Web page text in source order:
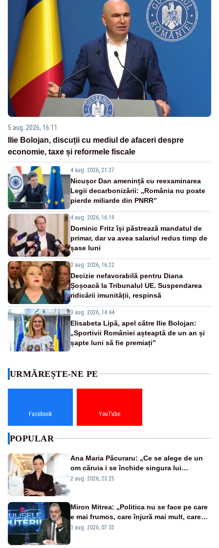
5 aug. 2026, 16:11
Ilie Bolojan, discuții cu mediul de afaceri despre
economie, taxe și reformele fiscale
4 aug. 2026, 21:27
Nicușor Dan amenință cu reexaminarea
Legii decarbonizării: „România nu poate
pierde miliarde din PNRR”
4 aug. 2026, 16:19
Dominic Fritz își păstrează mandatul de
primar, dar va avea salariul redus timp de
șase luni
3 aug. 2026, 16:22
Decizie nefavorabilă pentru Diana
Șoșoacă la Tribunalul UE. Suspendarea
ridicării imunității, respinsă
3 aug. 2026, 14:44
Elisabeta Lipă, apel către Ilie Bolojan:
„Sportivii României așteaptă de un an și
șapte luni să fie premiați”
URMĂREȘTE-NE PE
Facebook YouTube
POPULAR
Ana Maria Păcuraru: „Ce se alege de un
om căruia i se închide singura lui
portiță?”
2 aug. 2026, 23:25
Miron Mitrea: „Politica nu se face pe care
e mai frumos, care înjură mai mult, care
țipă mai tare, ci pe proiecte”
3 aug. 2026, 07:35